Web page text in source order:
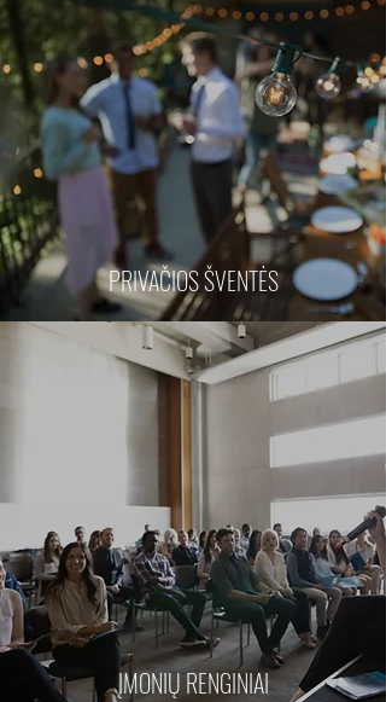
PRIVAČIOS ŠVENTĖS
ĮMONIŲ RENGINIAI